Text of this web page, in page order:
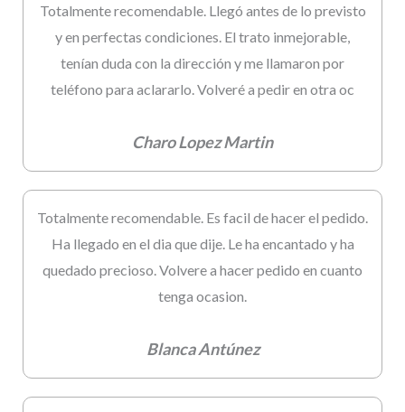
Totalmente recomendable. Llegó antes de lo previsto
y en perfectas condiciones. El trato inmejorable,
tenían duda con la dirección y me llamaron por
teléfono para aclararlo. Volveré a pedir en otra oc
Charo Lopez Martin
Totalmente recomendable. Es facil de hacer el pedido.
Ha llegado en el dia que dije. Le ha encantado y ha
quedado precioso. Volvere a hacer pedido en cuanto
tenga ocasion.
Blanca Antúnez